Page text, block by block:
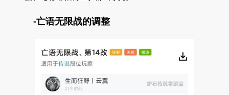
-亡语无限战的调整